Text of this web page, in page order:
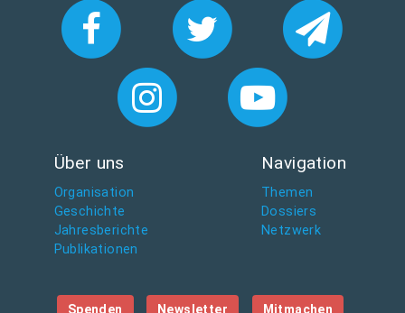
Über uns
Organisation
Geschichte
Jahresberichte
Publikationen
Navigation
Themen
Dossiers
Netzwerk
Spenden Newsletter Mitmachen